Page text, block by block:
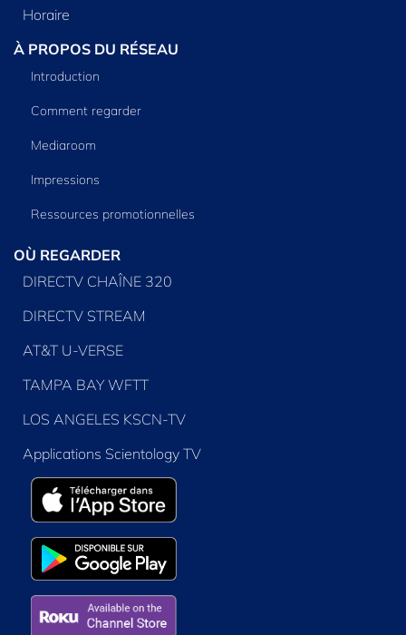
Horaire
À PROPOS DU RÉSEAU
Introduction
Comment regarder
Mediaroom
Impressions
Ressources promotionnelles
OÙ REGARDER
DIRECTV CHAÎNE 320
DIRECTV STREAM
AT&T U-VERSE
TAMPA BAY WFTT
LOS ANGELES KSCN-TV
Applications Scientology TV